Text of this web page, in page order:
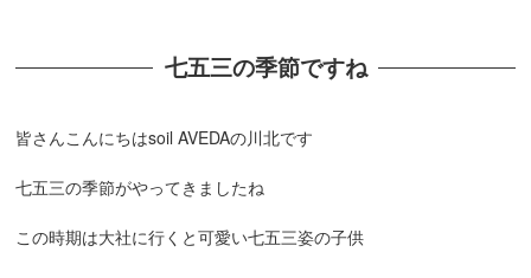
七五三の季節ですね
皆さんこんにちはsoil AVEDAの川北です
七五三の季節がやってきましたね
この時期は大社に行くと可愛い七五三姿の子供